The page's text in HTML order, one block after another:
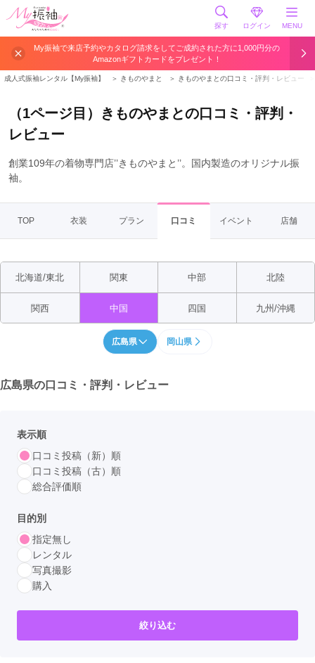
探す ログイン MENU
My振袖で来店予約やカタログ請求をしてご成約された方に1,000円分の
Amazonギフトカードをプレゼント！
成人式振袖レンタル【My振袖】 ＞ きものやまと ＞ きものやまとの口コミ・評判・レビュー
（1ページ目）きものやまとの口コミ・評判・
レビュー
創業109年の着物専門店’’きものやまと’’。国内製造のオリジナル振
袖。
TOP 衣装 プラン 口コミ イベント 店舗
北海道/東北 関東 中部 北陸
関西 中国 四国 九州/沖縄
広島県 岡山県
広島県の口コミ・評判・レビュー
表示順
口コミ投稿（新）順
口コミ投稿（古）順
総合評価順
目的別
指定無し
レンタル
写真撮影
購入
絞り込む